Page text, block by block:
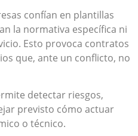
confían en plantillas
la normativa específica ni
Esto provoca contratos
que, ante un conflicto, no
detectar riesgos,
previsto cómo actuar
o técnico.